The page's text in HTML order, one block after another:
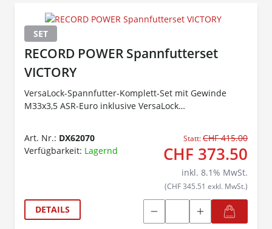
SET
RECORD POWER Spannfutterset
VICTORY
VersaLock-Spannfutter-Komplett-Set mit Gewinde
M33x3,5 ASR-Euro inklusive VersaLock
Art. Nr.: DX62070
Verfügbarkeit: Lagernd
Statt:CHF 415.00
CHF 373.50
inkl. 8.1% MwSt.
(CHF 345.51 exkl. MwSt.)
DETAILS